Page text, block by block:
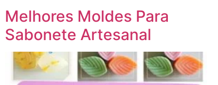
Melhores Moldes Para
Sabonete Artesanal